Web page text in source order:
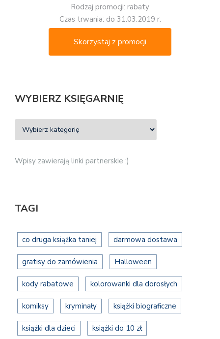
Rodzaj promocji: rabaty
Czas trwania: do 31.03.2019 r.
Skorzystaj z promocji
WYBIERZ KSIĘGARNIĘ
Wpisy zawierają linki partnerskie :)
TAGI
co druga książka taniej darmowa dostawa
gratisy do zamówienia Halloween
kody rabatowe kolorowanki dla dorosłych
komiksy kryminały książki biograficzne
książki dla dzieci książki do 10 zł